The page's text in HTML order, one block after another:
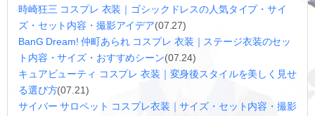
時崎狂三 コスプレ 衣装｜ゴシックドレスの人気タイプ・サイ
ズ・セット内容・撮影アイデア(07.27)
BanG Dream! 仲町あられ コスプレ 衣装｜ステージ衣装のセッ
ト内容・サイズ・おすすめシーン(07.24)
キュアビューティ コスプレ 衣装｜変身後スタイルを美しく見せ
る選び方(07.21)
サイバー サロペット コスプレ衣装｜サイズ・セット内容・撮影